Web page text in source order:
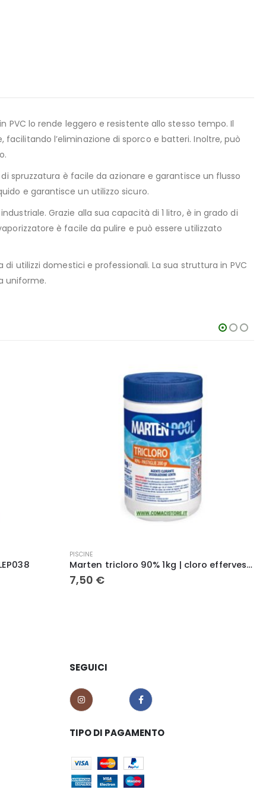
PVC lo rende leggero e resistente allo stesso tempo. Il
l’eliminazione di sporco e batteri. Inoltre, può
spruzzatura è facile da azionare e garantisce un flusso
e garantisce un utilizzo sicuro.
Grazie alla sua capacità di 1 litro, è in grado di
è facile da pulire e può essere utilizzato
utilizzi domestici e professionali. La sua struttura in PVC
uniforme.
PISCINE
Marten tricloro 90% 1kg | cloro effervescente a lenta dissoluzione pastiglie 200 gr
7,50 €
SEGUICI
TIPO DI PAGAMENTO